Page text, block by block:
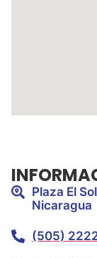
Plaza El
Nicaragua
(505)